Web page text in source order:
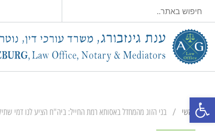
ראשי / בני הזוג מהמחדל באסותא רמת החייל: ביה"ח הציע לנו דמי
פתח סרגל נגישות